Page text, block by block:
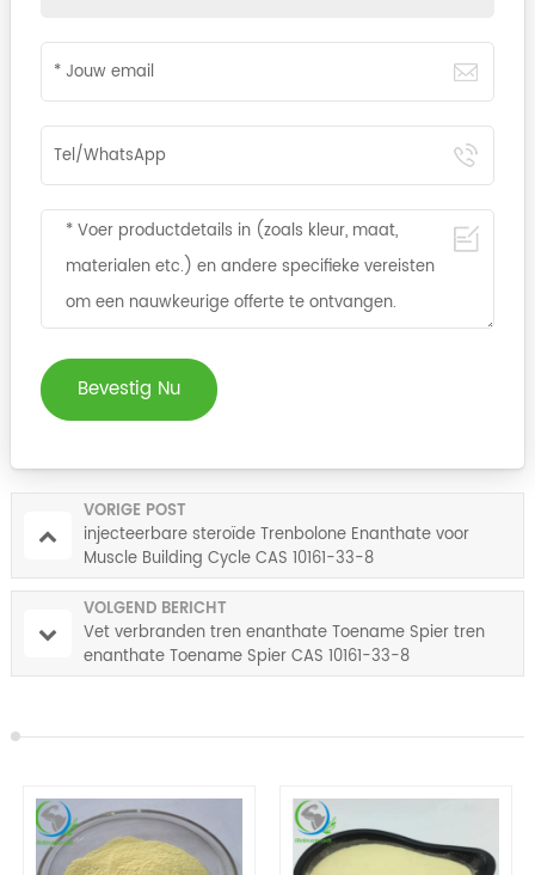
Bevestig Nu
VORIGE POST
injecteerbare steroïde Trenbolone Enanthate voor
Muscle Building Cycle CAS 10161-33-8
VOLGEND BERICHT
Vet verbranden tren enanthate Toename Spier tren
enanthate Toename Spier CAS 10161-33-8